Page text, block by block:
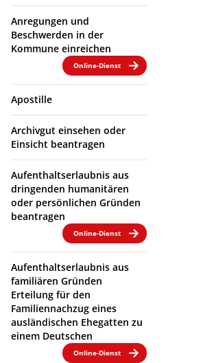
Anregungen und
Beschwerden in der
Kommune einreichen
Online-Dienst
Apostille
Archivgut einsehen oder
Einsicht beantragen
Aufenthaltserlaubnis aus
dringenden humanitären
oder persönlichen Gründen
beantragen
Online-Dienst
Aufenthaltserlaubnis aus
familiären Gründen
Erteilung für den
Familiennachzug eines
ausländischen Ehegatten zu
einem Deutschen
Online-Dienst